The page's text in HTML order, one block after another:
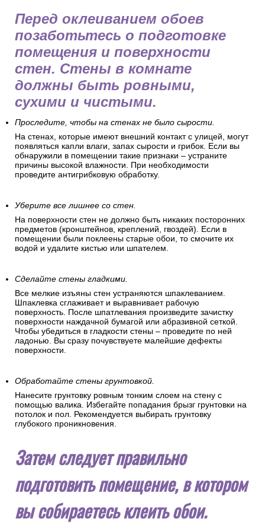
Перед оклеиванием обоев
позаботьтесь о подготовке
помещения и поверхности
стен. Стены в комнате
должны быть ровными,
сухими и чистыми.
Проследите, чтобы на стенах не было сырости.
На стенах, которые имеют внешний контакт с улицей, могут
появляться капли влаги, запах сырости и грибок. Если вы
обнаружили в помещении такие признаки – устраните
причины высокой влажности. При необходимости
проведите антигрибковую обработку.
Уберите все лишнее со стен.
На поверхности стен не должно быть никаких посторонних
предметов (кронштейнов, креплений, гвоздей). Если в
помещении были поклеены старые обои, то смочите их
водой и удалите кистью или шпателем.
Сделайте стены гладкими.
Все мелкие изъяны стен устраняются шпаклеванием.
Шпаклевка сглаживает и выравнивает рабочую
поверхность. После шпатлевания произведите зачистку
поверхности наждачной бумагой или абразивной сеткой.
Чтобы убедиться в гладкости стены – проведите по ней
ладонью. Вы сразу почувствуете малейшие дефекты
поверхности.
Обработайте стены грунтовкой.
Нанесите грунтовку ровным тонким слоем на стену с
помощью валика. Избегайте попадания брызг грунтовки на
потолок и пол. Рекомендуется выбирать грунтовку
глубокого проникновения.
Затем следует правильно
подготовить помещение, в котором
вы собираетесь клеить обои.